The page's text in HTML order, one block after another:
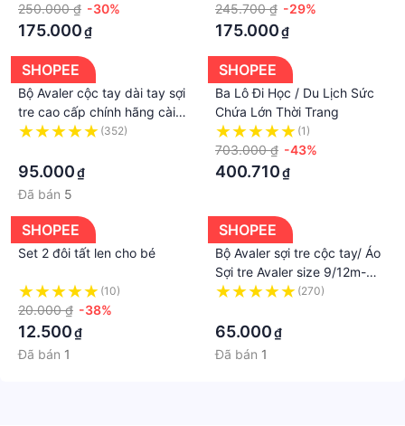
đẹp cho bé
250.000 ₫ -30%
175.000₫
Quảng Châu
245.700 ₫ -29%
175.000₫
SHOPEE
Bộ Avaler cộc tay dài tay sợi
tre cao cấp chính hãng cài
vai bé trai bé gái 2022
(352)
95.000₫
Đã bán 5
SHOPEE
Ba Lô Đi Học / Du Lịch Sức
Chứa Lớn Thời Trang
(1)
703.000 ₫ -43%
400.710₫
SHOPEE
Set 2 đôi tất len cho bé
(10)
20.000 ₫ -38%
12.500₫
Đã bán 1
SHOPEE
Bộ Avaler sợi tre cộc tay/ Áo
Sợi tre Avaler size 9/12m-
>3-4y
(270)
65.000₫
Đã bán 1